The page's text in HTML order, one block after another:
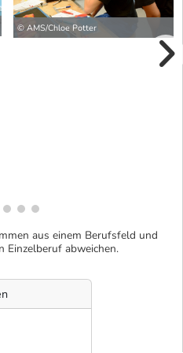
© AMS/Chloe Potter
aus einem Berufsfeld und
Einzelberuf abweichen.